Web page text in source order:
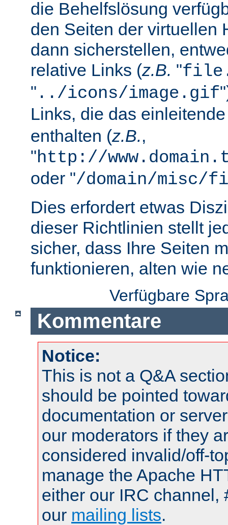
die Behelfslösung
den Seiten der virtuellen
dann sicherstellen,
relative Links (z.B. "
" ../icons/image.gif
Links, die das
enthalten (z.B.,
"http://
oder "/domain/misc/
Dies erfordert etwas
dieser Richtlinien stellt
sicher, dass Ihre Seiten
funktionieren, alten wie
Verfügbare
Kommentare
Notice:
This is not a Q&A
should be pointed
documentation or
our moderators if they
considered invalid/off-
manage the Apache
either our IRC channel,
our mailing lists.